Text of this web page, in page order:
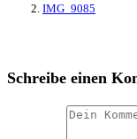
IMG_9085
Schreibe einen